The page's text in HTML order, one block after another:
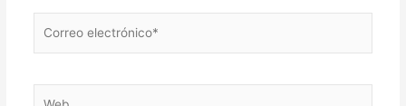
electrónico*